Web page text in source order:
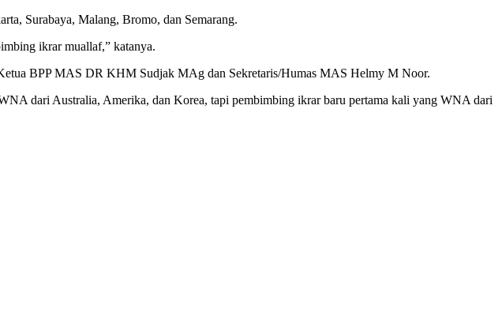
Surabaya, Malang, Bromo, dan Semarang.
ikrar muallaf,” katanya.
BPP MAS DR KHM Sudjak MAg dan Sekretaris/Humas MAS Helmy M Noor.
dari Australia, Amerika, dan Korea, tapi pembimbing ikrar baru pertama kali yang WNA dari